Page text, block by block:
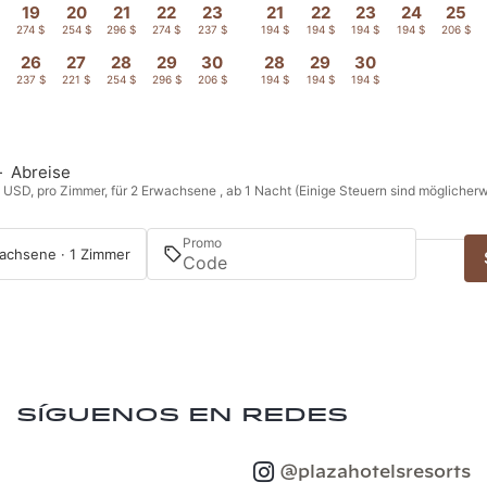
19
274 $
20
254 $
21
296 $
22
274 $
23
237 $
26
237 $
27
221 $
28
254 $
29
296 $
30
206 $
21
194 $
22
194 $
23
194 $
24
194 $
25
206 $
28
194 $
29
194 $
30
194 $
Abreise
pro Zimmer, für 2 Erwachsene , ab 1 Nacht (Einige Steuern sind
· 1 Zimmer
Promo
Síguenos en redes
@plazahotelsresorts